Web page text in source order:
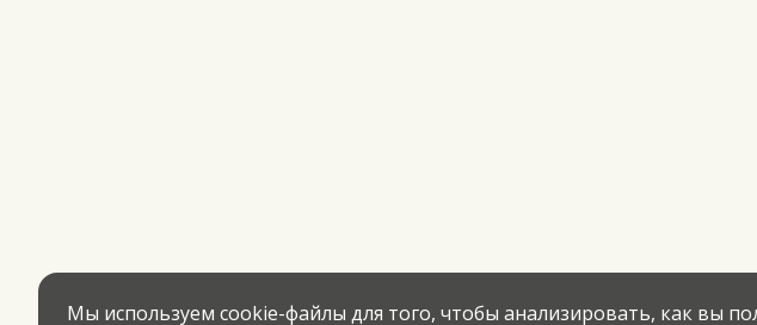
Мы используем cookie-файлы для того, чтобы анализировать, как вы